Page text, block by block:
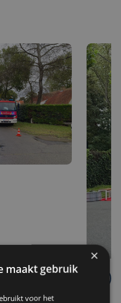
×
maakt gebruik
voor het